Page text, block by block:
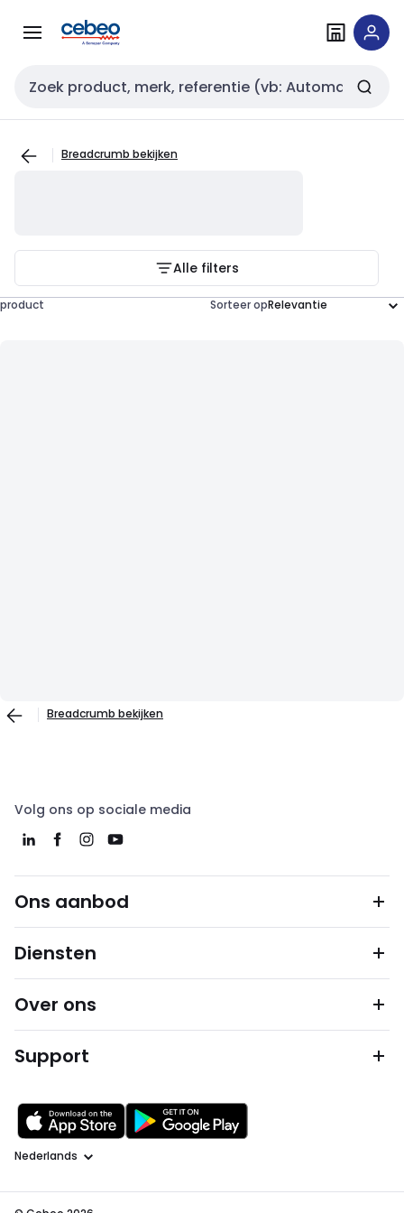
naar
naar
Zoekveld invoer
Breadcrumb bekijken
Alle filters
product Sorteer op
Breadcrumb bekijken
Volg ons op sociale media
Ons aanbod
Diensten
Over ons
Support
Taal